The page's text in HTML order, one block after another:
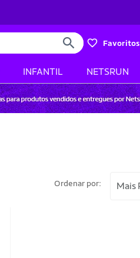
Favoritos
INFANTIL NETSRUN
Ordenar por: